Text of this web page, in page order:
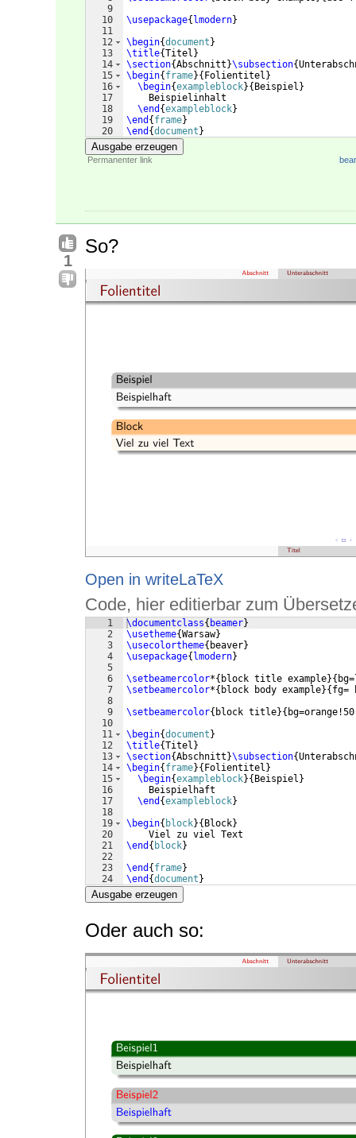
9
10
11
12
13
14
15
16
17
18
19
20
\usepackage{ lmodern}
\begin{document }
\title{Titel }
\section{Abschnitt }\subsection{
\begin{ frame}{ Folientitel }
\begin{exampleblock}{ Beispiel }
    Beispielinhalt
\end {exampleblock}
\end { frame}
\end {document }
Ausgabe erzeugen
Permanenter link
1
So?
Open in writeLaTeX
Code, hier editierbar zum
1
2
3
4
5
6
7
8
9
10
11
12
13
14
15
16
17
18
19
20
21
22
23
24
\documentclass{ beamer}
\usetheme{Warsaw}
\usecolortheme{ beaver}
\usepackage{ lmodern}
\setbeamercolor*{ block title example}{
\setbeamercolor*{ block body example}{ fg=
\setbeamercolor{ block title}{
\begin{document }
\title{Titel }
\section{Abschnitt }\subsection{
\begin{ frame}{ Folientitel }
\begin{exampleblock}{ Beispiel }
    Beispielhaft
\end {exampleblock}
\begin{ block}{ Block}
    Viel zu viel Text
\end { block}
\end { frame}
\end {document }
Ausgabe erzeugen
Oder auch so: